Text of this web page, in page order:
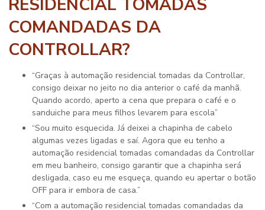
RESIDENCIAL TOMADAS
COMANDADAS DA
CONTROLLAR?
“Graças à automação residencial tomadas da Controllar,
consigo deixar no jeito no dia anterior o café da manhã.
Quando acordo, aperto a cena que prepara o café e o
sanduiche para meus filhos levarem para escola”
“Sou muito esquecida. Já deixei a chapinha de cabelo
algumas vezes ligadas e saí. Agora que eu tenho a
automação residencial tomadas comandadas da Controllar
em meu banheiro, consigo garantir que a chapinha será
desligada, caso eu me esqueça, quando eu apertar o botão
OFF para ir embora de casa.”
“Com a automação residencial tomadas comandadas da